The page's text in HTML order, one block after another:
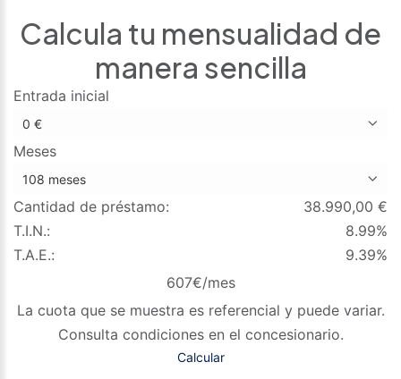
Calcula tu mensualidad de
manera sencilla
Entrada inicial
Meses
Cantidad de préstamo: 38.990,00 €
T.I.N.:
8.99%
T.A.E.:
9.39%
607€/mes
La cuota que se muestra es referencial y puede variar.
Consulta condiciones en el concesionario.
Calcular